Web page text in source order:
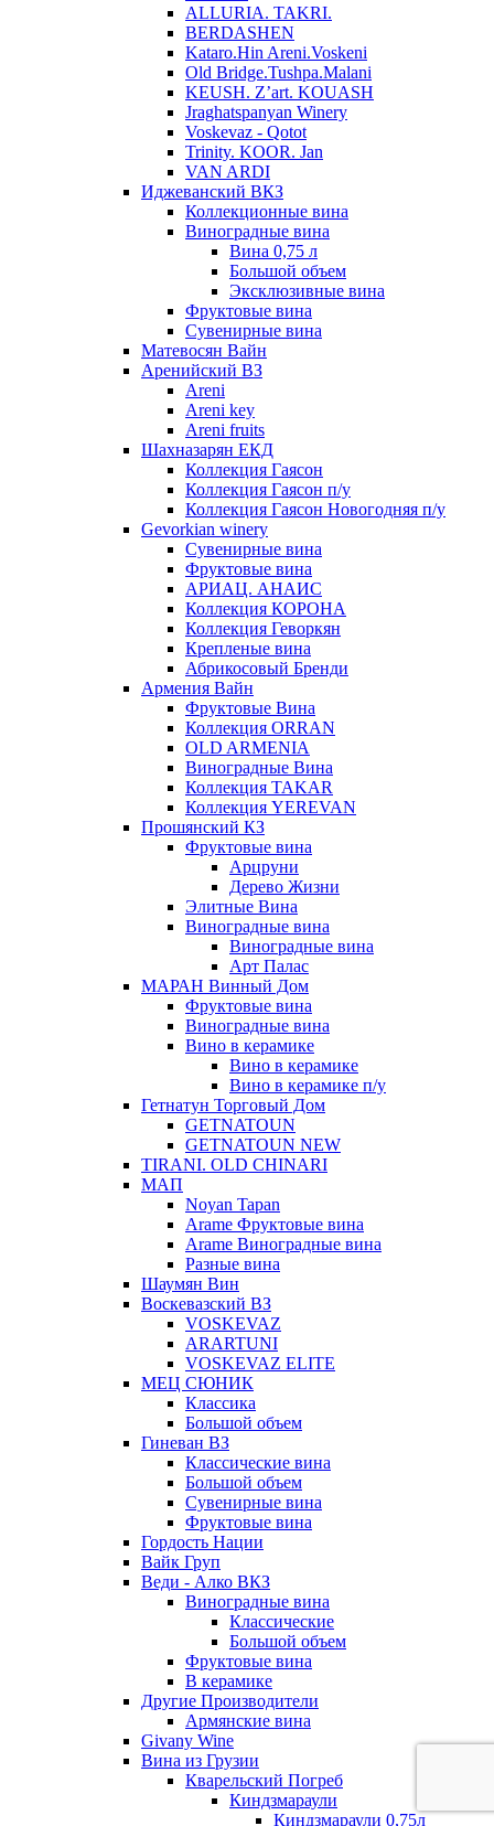
ALLURIA. TAKRI.
BERDASHEN
Kataro.Hin Areni.Voskeni
Old Bridge.Tushpa.Malani
KEUSH. Z’art. KOUASH
Jraghatspanyan Winery
Voskevaz - Qotot
Trinity. KOOR. Jan
VAN ARDI
Иджеванский ВКЗ
Коллекционные вина
Виноградные вина
Вина 0,75 л
Большой объем
Эксклюзивные вина
Фруктовые вина
Cувенирные вина
Матевосян Вайн
Аренийский ВЗ
Areni
Areni key
Areni fruits
Шахназарян ЕКД
Коллекция Гаясон
Коллекция Гаясон п/у
Коллекция Гаясон Новогодняя п/у
Gevorkian winery
Сувенирные вина
Фруктовые вина
АРИАЦ. АНАИС
Коллекция КОРОНА
Коллекция Геворкян
Крепленые вина
Абрикосовый Бренди
Армения Вайн
Фруктовые Вина
Коллекция ORRAN
OLD ARMENIA
Виноградные Вина
Коллекция TAKAR
Коллекция YEREVAN
Прошянский КЗ
Фруктовые вина
Арцруни
Дерево Жизни
Элитные Вина
Виноградные вина
Виноградные вина
Арт Палас
МАРАН Винный Дом
Фруктовые вина
Виноградные вина
Вино в керамике
Вино в керамике
Вино в керамике п/у
Гетнатун Торговый Дом
GETNATOUN
GETNATOUN NEW
TIRANI. OLD CHINARI
МАП
Noyan Tapan
Arame Фруктовые вина
Arame Виноградные вина
Разные вина
Шаумян Вин
Воскевазский ВЗ
VOSKEVAZ
ARARTUNI
VOSKEVAZ ELITE
МЕЦ СЮНИК
Классика
Большой объем
Гиневан ВЗ
Классические вина
Большой объем
Сувенирные вина
Фруктовые вина
Гордость Нации
Вайк Груп
Веди - Алко ВКЗ
Виноградные вина
Классические
Большой объем
Фруктовые вина
В керамике
Другие Производители
Армянские вина
Givany Wine
Вина из Грузии
Кварельский Погреб
Киндзмараули
Киндзмараули 0,75л